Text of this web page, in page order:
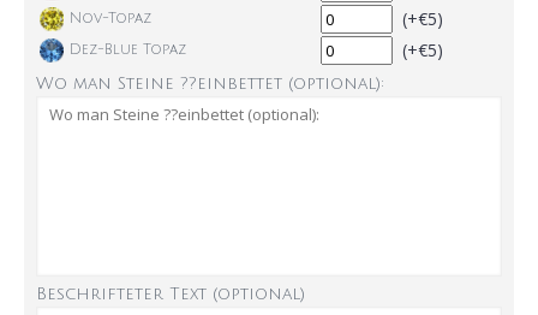
Nov-Topaz (+€5)
Dez-Blue Topaz (+€5)
Wo man Steine ??einbettet (optional):
Beschrifteter Text (optional)